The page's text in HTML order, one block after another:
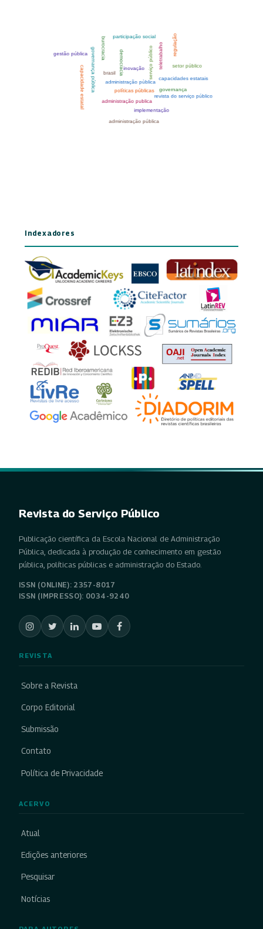
Indexadores
Revista do Serviço Público
Publicação científica da Escola Nacional de Administração
Pública, dedicada à produção de conhecimento em gestão
pública, políticas públicas e administração do Estado.
ISSN (ONLINE): 2357-8017
ISSN (IMPRESSO): 0034-9240
REVISTA
Sobre a Revista
Corpo Editorial
Submissão
Contato
Política de Privacidade
ACERVO
Atual
Edições anteriores
Pesquisar
Notícias